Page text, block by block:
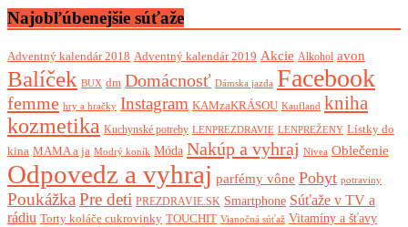
Najobľúbenejšie súťaže
Adventný kalendár 2018 Adventný kalendár 2019 Akcie Alkohol avon
Balíček BUX dm Domácnosť Dámska jazda Facebook
femme hry a hračky Instagram KAMzaKRÁSOU Kaufland kniha
kozmetika Kuchynské potreby LENPREZDRAVIE LENPREŽENY Lístky do
kina MAMA a ja Modrý koník Móda Nakúp a vyhraj Nivea Oblečenie
Odpovedz a vyhraj parfémy vône Pobyt potraviny
Poukážka Pre deti PREZDRAVIE.SK Smartphone Súťaže v TV a
rádiu Torty koláče cukrovinky TOUCHIT Vianočná súťaž Vitamíny a šťavy